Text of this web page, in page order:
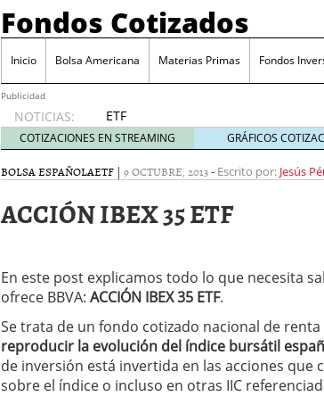
Fondos Cotizados
Inicio Bolsa Americana Materias Primas Fondos
Publicidad
NOTICIAS:
ETF
activos:
el
producto
crece en
Europa y
a llegar
al
español
febrero
28, 2026
ETF activos: el producto que más
febrero 23, 2026
COTIZACIONES EN STREAMING GRÁFICOS
BOLSA ESPAÑOLAETF | 9 OCTUBRE, 2013- Escrito por: Jesús
ACCIÓN IBEX 35 ETF
En este post explicamos todo lo que necesita
ofrece BBVA: ACCIÓN IBEX 35 ETF.
Se trata de un fondo cotizado nacional de
reproducir la evolución del índice bursátil
de inversión está invertida en las acciones que
sobre el índice o incluso en otras IIC